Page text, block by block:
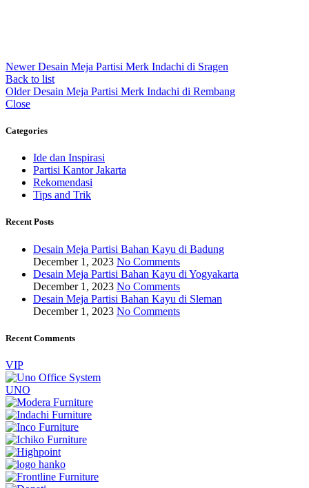
Newer Desain Meja Partisi Merk Indachi di Sragen
Back to list
Older Desain Meja Partisi Merk Indachi di Rembang
Close
Categories
Ide dan Inspirasi
Partisi Kantor Jakarta
Rekomendasi
Tips and Trik
Recent Posts
Desain Meja Partisi Bahan Kayu di Badung
December 1, 2023 No Comments
Desain Meja Partisi Bahan Kayu di Yogyakarta
December 1, 2023 No Comments
Desain Meja Partisi Bahan Kayu di Sleman
December 1, 2023 No Comments
Recent Comments
VIP
UNO